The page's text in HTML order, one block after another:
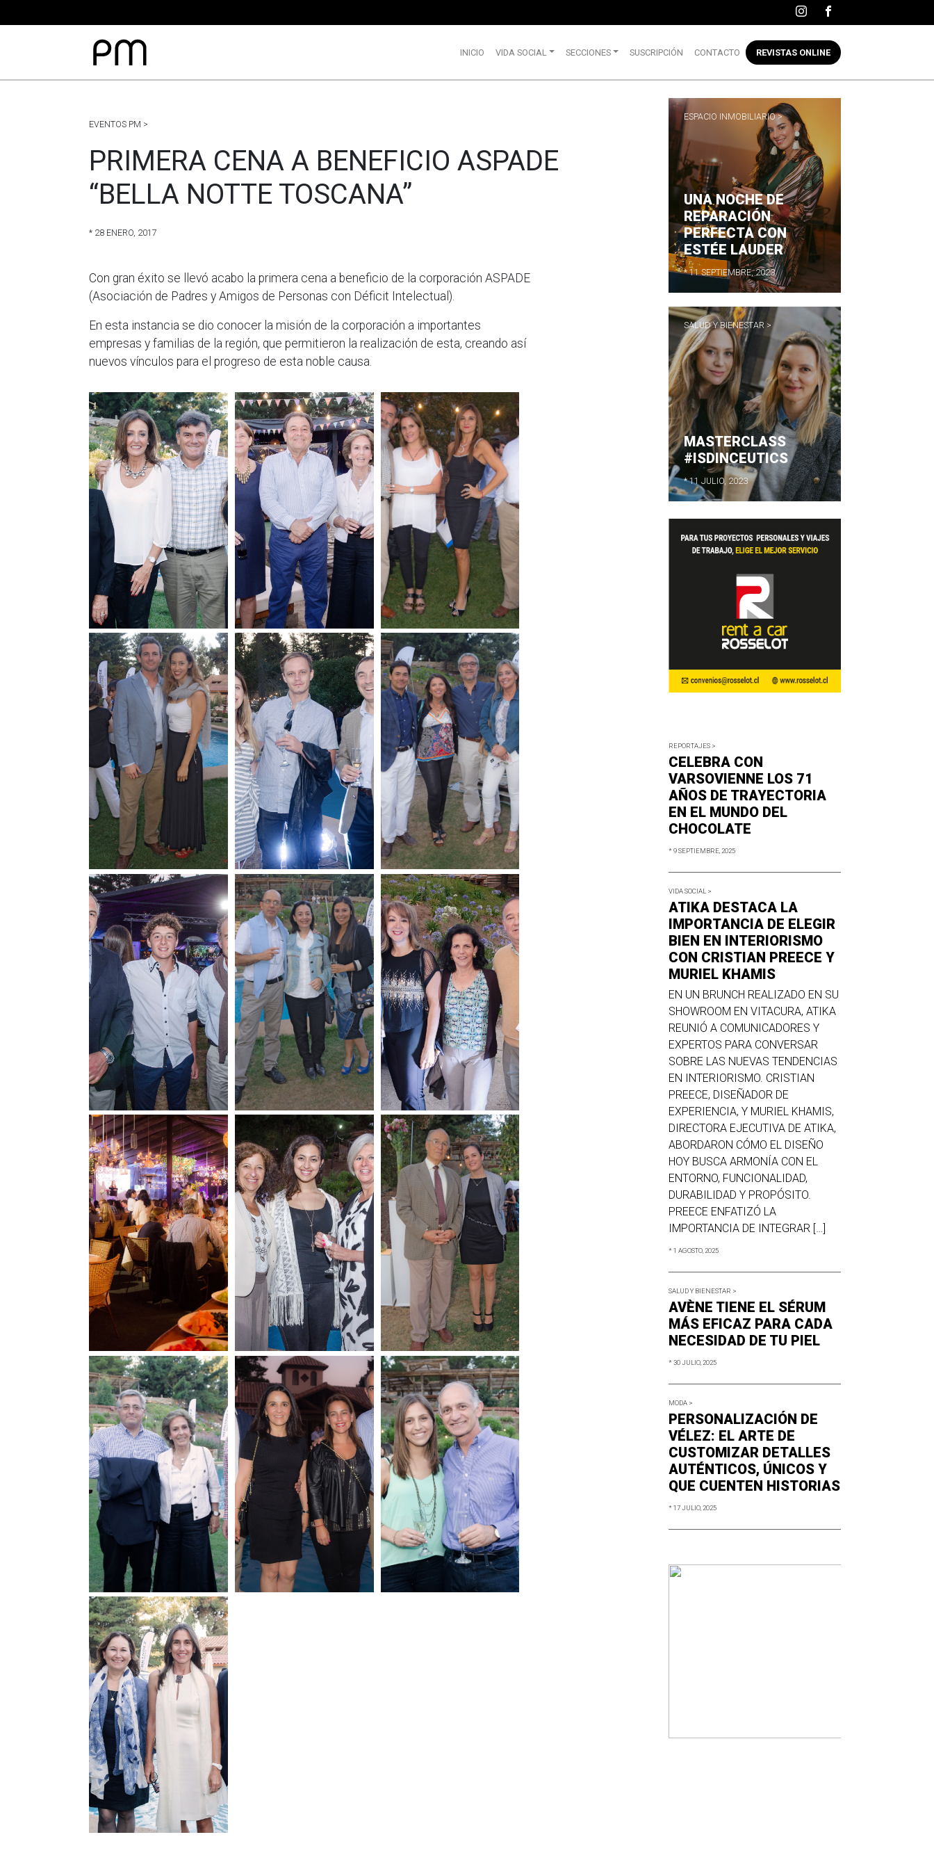
INICIO VIDA SOCIAL SECCIONES SUSCRIPCIÓN CONTACTO REVISTAS ONLINE
EVENTOS PM >
PRIMERA CENA A BENEFICIO ASPADE
“BELLA NOTTE TOSCANA”
* 28 ENERO, 2017
Con gran éxito se llevó acabo la primera cena a beneficio de la corporación ASPADE
(Asociación de Padres y Amigos de Personas con Déficit Intelectual).
En esta instancia se dio conocer la misión de la corporación a importantes
empresas y familias de la región, que permitieron la realización de esta, creando así
nuevos vínculos para el progreso de esta noble causa.
ESPACIO INMOBILIARIO >
UNA NOCHE DE
REPARACIÓN
PERFECTA CON
ESTÉE LAUDER
* 11 SEPTIEMBRE, 2023
SALUD Y BIENESTAR >
MASTERCLASS
#ISDINCEUTICS
* 11 JULIO, 2023
REPORTAJES >
CELEBRA CON
VARSOVIENNE LOS 71
AÑOS DE TRAYECTORIA
EN EL MUNDO DEL
CHOCOLATE
* 9 SEPTIEMBRE, 2025
VIDA SOCIAL >
ATIKA DESTACA LA
IMPORTANCIA DE ELEGIR
BIEN EN INTERIORISMO
CON CRISTIAN PREECE Y
MURIEL KHAMIS
EN UN BRUNCH REALIZADO EN SU
SHOWROOM EN VITACURA, ATIKA
REUNIÓ A COMUNICADORES Y
EXPERTOS PARA CONVERSAR
SOBRE LAS NUEVAS TENDENCIAS
EN INTERIORISMO. CRISTIAN
PREECE, DISEÑADOR DE
EXPERIENCIA, Y MURIEL KHAMIS,
DIRECTORA EJECUTIVA DE ATIKA,
ABORDARON CÓMO EL DISEÑO
HOY BUSCA ARMONÍA CON EL
ENTORNO, FUNCIONALIDAD,
DURABILIDAD Y PROPÓSITO.
PREECE ENFATIZÓ LA
IMPORTANCIA DE INTEGRAR […]
* 1 AGOSTO, 2025
SALUD Y BIENESTAR >
AVÈNE TIENE EL SÉRUM
MÁS EFICAZ PARA CADA
NECESIDAD DE TU PIEL
* 30 JULIO, 2025
MODA >
PERSONALIZACIÓN DE
VÉLEZ: EL ARTE DE
CUSTOMIZAR DETALLES
AUTÉNTICOS, ÚNICOS Y
QUE CUENTEN HISTORIAS
* 17 JULIO, 2025